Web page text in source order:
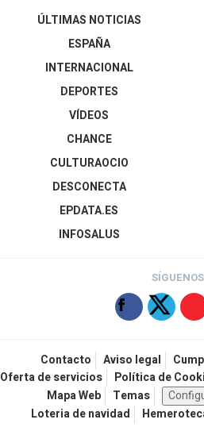
ÚLTIMAS NOTICIAS
ESPAÑA
INTERNACIONAL
DEPORTES
VÍDEOS
CHANCE
CULTURAOCIO
DESCONECTA
EPDATA.ES
INFOSALUS
SÍGUENOS
Contacto Aviso legal
Oferta de servicios
Política de
Mapa Web
Temas
Loteria de navidad